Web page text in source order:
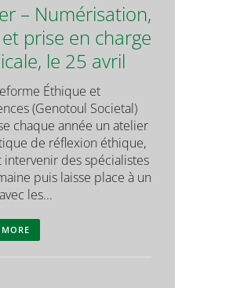
– Numérisation,
prise en charge
le 25 avril
Éthique et
(Genotoul Societal)
chaque année un atelier
de réflexion éthique,
intervenir des spécialistes
puis laisse place à un
les...